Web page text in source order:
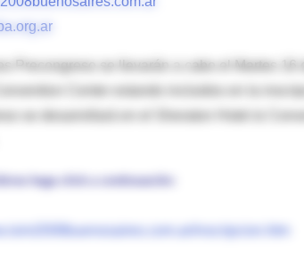
Precongreso se llevarán a cabo el Martes
Center estando incluidos en la
se desarrollará en el Sheraton Hotel &
haga click a continuación: